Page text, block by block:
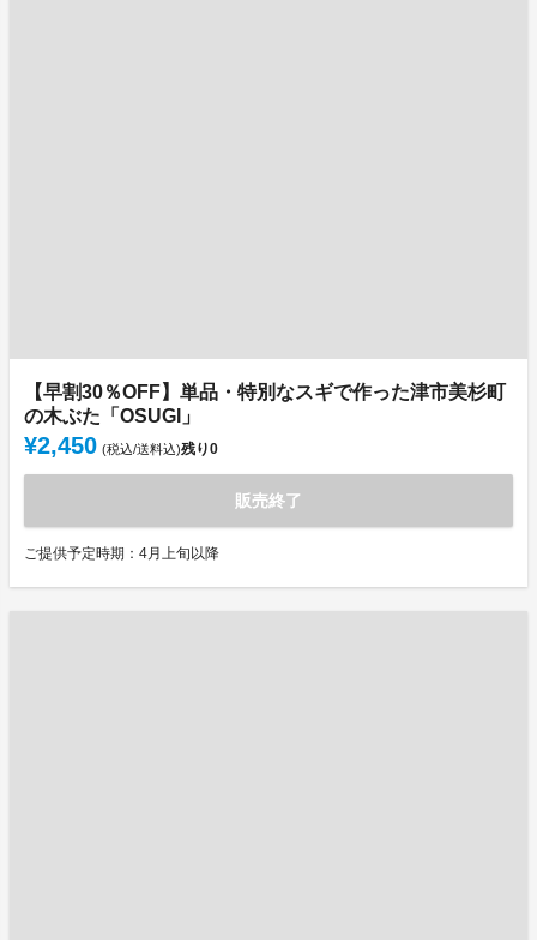
【早割30％OFF】単品・特別なスギで作った津市美杉町
の木ぶた「OSUGI」
¥2,450 (税込/送料込)残り0
販売終了
ご提供予定時期：4月上旬以降